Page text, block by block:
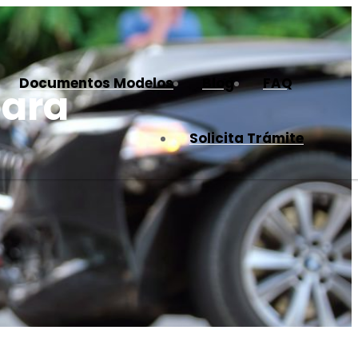
Documentos Modelos Blog FAQ
Solicita Trámite